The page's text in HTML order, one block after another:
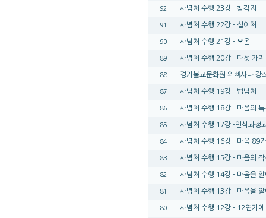
92 사념처 수행 23강 - 칠각지
91 사념처 수행 22강 - 십이처
90 사념처 수행 21강 - 오온
89 사념처 수행 20강 - 다섯 가지
88 경기불교문화원 위빠사나 강
87 사념처 수행 19강 - 법념처
86 사념처 수행 18강 - 마음의 특
85 사념처 수행 17강 -인식과정
84 사념처 수행 16강 - 마음 89
83 사념처 수행 15강 - 마음의
82 사념처 수행 14강 - 마음을
81 사념처 수행 13강 - 마음을
80 사념처 수행 12강 - 12연기에